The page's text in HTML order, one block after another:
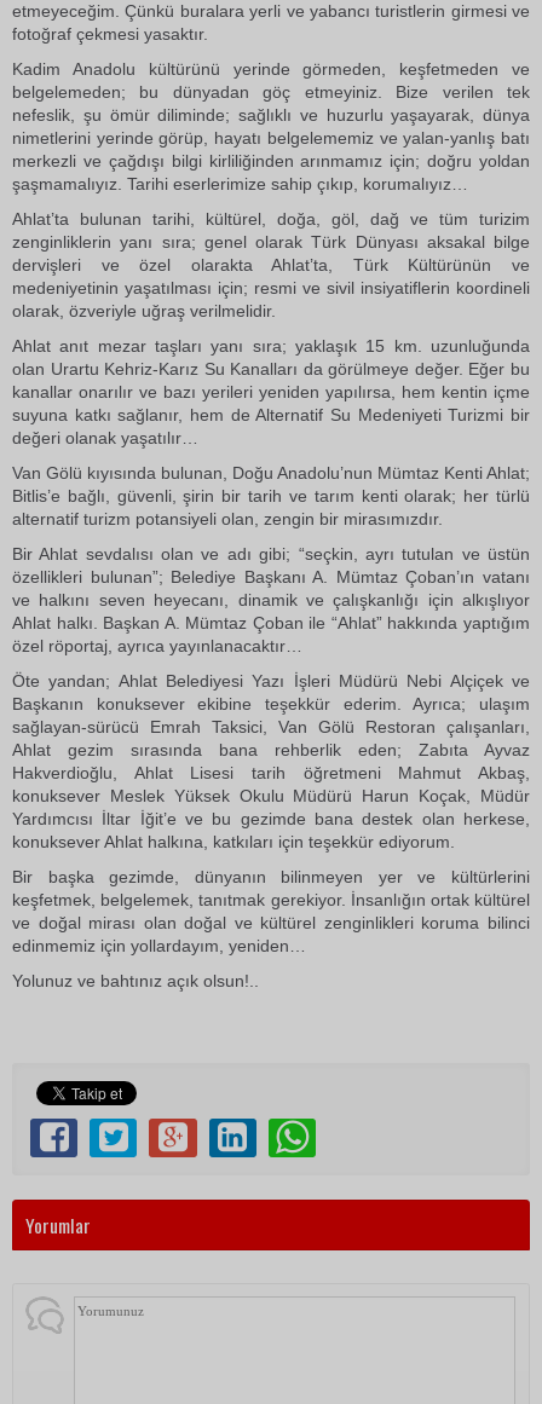
etmeyeceğim. Çünkü buralara yerli ve yabancı turistlerin girmesi ve
fotoğraf çekmesi yasaktır.
Kadim Anadolu kültürünü yerinde görmeden, keşfetmeden ve
belgelemeden; bu dünyadan göç etmeyiniz. Bize verilen tek
nefeslik, şu ömür diliminde; sağlıklı ve huzurlu yaşayarak, dünya
nimetlerini yerinde görüp, hayatı belgelememiz ve yalan-yanlış batı
merkezli ve çağdışı bilgi kirliliğinden arınmamız için; doğru yoldan
şaşmamalıyız. Tarihi eserlerimize sahip çıkıp, korumalıyız…
Ahlat’ta bulunan tarihi, kültürel, doğa, göl, dağ ve tüm turizim
zenginliklerin yanı sıra; genel olarak Türk Dünyası aksakal bilge
dervişleri ve özel olarakta Ahlat’ta, Türk Kültürünün ve
medeniyetinin yaşatılması için; resmi ve sivil insiyatiflerin koordineli
olarak, özveriyle uğraş verilmelidir.
Ahlat anıt mezar taşları yanı sıra; yaklaşık 15 km. uzunluğunda
olan Urartu Kehriz-Karız Su Kanalları da görülmeye değer. Eğer bu
kanallar onarılır ve bazı yerileri yeniden yapılırsa, hem kentin içme
suyuna katkı sağlanır, hem de Alternatif Su Medeniyeti Turizmi bir
değeri olanak yaşatılır…
Van Gölü kıyısında bulunan, Doğu Anadolu’nun Mümtaz Kenti Ahlat;
Bitlis’e bağlı, güvenli, şirin bir tarih ve tarım kenti olarak; her türlü
alternatif turizm potansiyeli olan, zengin bir mirasımızdır.
Bir Ahlat sevdalısı olan ve adı gibi; “seçkin, ayrı tutulan ve üstün
özellikleri bulunan”; Belediye Başkanı A. Mümtaz Çoban’ın vatanı
ve halkını seven heyecanı, dinamik ve çalışkanlığı için alkışlıyor
Ahlat halkı. Başkan A. Mümtaz Çoban ile “Ahlat” hakkında yaptığım
özel röportaj, ayrıca yayınlanacaktır…
Öte yandan; Ahlat Belediyesi Yazı İşleri Müdürü Nebi Alçiçek ve
Başkanın konuksever ekibine teşekkür ederim. Ayrıca; ulaşım
sağlayan-sürücü Emrah Taksici, Van Gölü Restoran çalışanları,
Ahlat gezim sırasında bana rehberlik eden; Zabıta Ayvaz
Hakverdioğlu, Ahlat Lisesi tarih öğretmeni Mahmut Akbaş,
konuksever Meslek Yüksek Okulu Müdürü Harun Koçak, Müdür
Yardımcısı İltar İğit’e ve bu gezimde bana destek olan herkese,
konuksever Ahlat halkına, katkıları için teşekkür ediyorum.
Bir başka gezimde, dünyanın bilinmeyen yer ve kültürlerini
keşfetmek, belgelemek, tanıtmak gerekiyor. İnsanlığın ortak kültürel
ve doğal mirası olan doğal ve kültürel zenginlikleri koruma bilinci
edinmemiz için yollardayım, yeniden…
Yolunuz ve bahtınız açık olsun!..
Yorumlar